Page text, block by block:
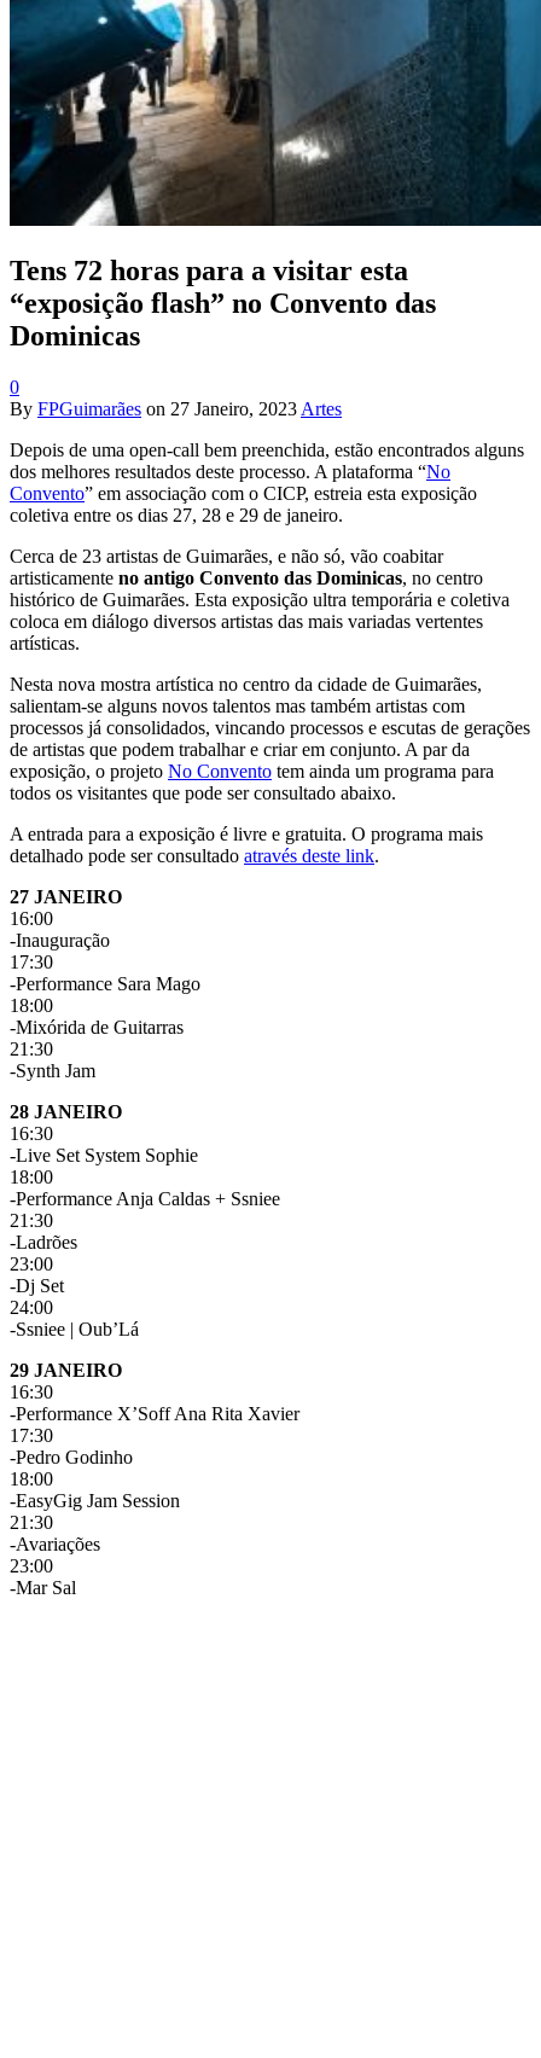
Tens 72 horas para a visitar esta
“exposição flash” no Convento das
Dominicas
0
By FPGuimarães on 27 Janeiro, 2023 Artes
Depois de uma open-call bem preenchida, estão encontrados alguns
dos melhores resultados deste processo. A plataforma “No
Convento” em associação com o CICP, estreia esta exposição
coletiva entre os dias 27, 28 e 29 de janeiro.
Cerca de 23 artistas de Guimarães, e não só, vão coabitar
artisticamente no antigo Convento das Dominicas, no centro
histórico de Guimarães. Esta exposição ultra temporária e coletiva
coloca em diálogo diversos artistas das mais variadas vertentes
artísticas.
Nesta nova mostra artística no centro da cidade de Guimarães,
salientam-se alguns novos talentos mas também artistas com
processos já consolidados, vincando processos e escutas de gerações
de artistas que podem trabalhar e criar em conjunto. A par da
exposição, o projeto No Convento tem ainda um programa para
todos os visitantes que pode ser consultado abaixo.
A entrada para a exposição é livre e gratuita. O programa mais
detalhado pode ser consultado através deste link.
27 JANEIRO
16:00
-Inauguração
17:30
-Performance Sara Mago
18:00
-Mixórida de Guitarras
21:30
-Synth Jam
28 JANEIRO
16:30
-Live Set System Sophie
18:00
-Performance Anja Caldas + Ssniee
21:30
-Ladrões
23:00
-Dj Set
24:00
-Ssniee | Oub’Lá
29 JANEIRO
16:30
-Performance X’Soff Ana Rita Xavier
17:30
-Pedro Godinho
18:00
-EasyGig Jam Session
21:30
-Avariações
23:00
-Mar Sal